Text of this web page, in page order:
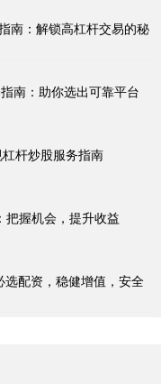
南：解锁高杠杆交易的秘
南：助你选出可靠平台
杆炒股服务指南
把握机会，提升收益
配资，稳健增值，安全